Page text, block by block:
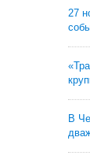
27
В